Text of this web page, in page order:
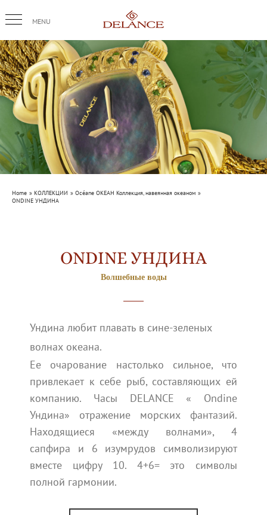
to
content
Home КОЛЛЕКЦИИ
Océane ОКЕАН Коллекция, навеянная океаном
ONDINE УНДИНА
ONDINE УНДИНА
Волшебные воды
Ундина любит плавать в сине-зеленых
волнах океана.
Ее очарование настолько сильное, что
привлекает к себе рыб, составляющих ей
компанию. Часы DELANCE « Ondine
Ундина» отражение морских фантазий.
Находящиеся «между волнами», 4
сапфира и 6 изумрудов символизируют
вместе цифру 10. 4+6= это символы
полной гармонии.